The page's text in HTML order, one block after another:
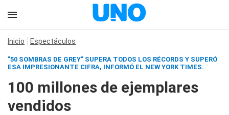
Inicio Espectáculos
"50 SOMBRAS DE GREY" SUPERA TODOS LOS RÉCORDS Y SUPERÓ
ESA IMPRESIONANTE CIFRA, INFORMÓ EL NEW YORK TIMES.
100 millones de ejemplares
vendidos